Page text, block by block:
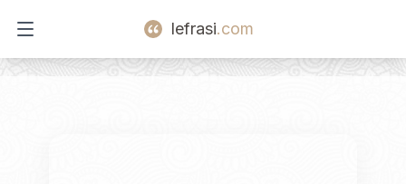
Open main menu
lefrasi.com